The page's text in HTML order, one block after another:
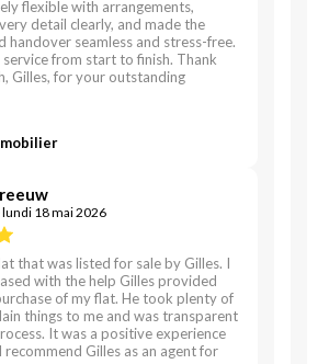
flexible with arrangements,
detail clearly, and made the
handover seamless and stress-free.
service from start to finish. Thank
Gilles, for your outstanding
18 mai 2026
that was listed for sale by Gilles. I
with the help Gilles provided
of my flat. He took plenty of
things to me and was transparent
It was a positive experience
recommend Gilles as an agent for